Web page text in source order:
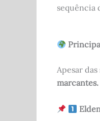
sequência
Apesar
marcantes.